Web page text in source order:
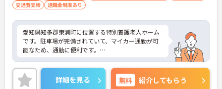
交通費支給
退職金制度あり
愛知県知多郡東浦町に位置する特別養護老人ホーム
です。駐車場が完備されていて、マイカー通勤が可
能なため、通勤に便利です。
残業時間はほとんど発生しません。プライベートと
メリハリをつけて勤務できます。
詳細を見る 無料 紹介してもらう